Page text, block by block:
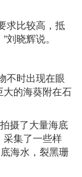
求比较高，抵
晓辉说。
时出现在眼
的海葵附在石
摄了大量海底
采集了一些样
海水，裂黑珊